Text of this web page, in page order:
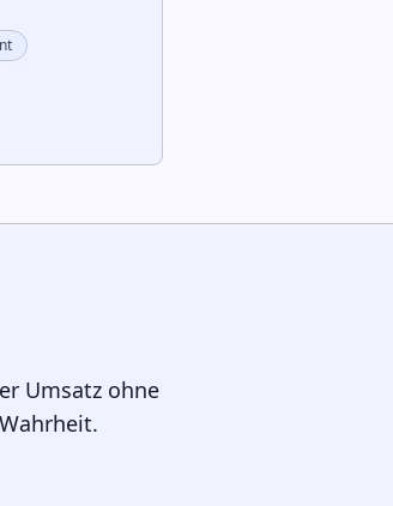
Umsatz ohne